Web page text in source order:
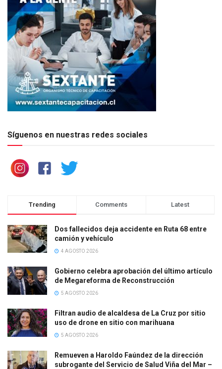
Síguenos en nuestras redes sociales
Trending Comments Latest
Dos fallecidos deja accidente en Ruta 68 entre
camión y vehículo
4 AGOSTO 2026
Gobierno celebra aprobación del último artículo
de Megareforma de Reconstrucción
5 AGOSTO 2026
Filtran audio de alcaldesa de La Cruz por sitio
uso de drone en sitio con marihuana
5 AGOSTO 2026
Remueven a Haroldo Faúndez de la dirección
subrogante del Servicio de Salud Viña del Mar –